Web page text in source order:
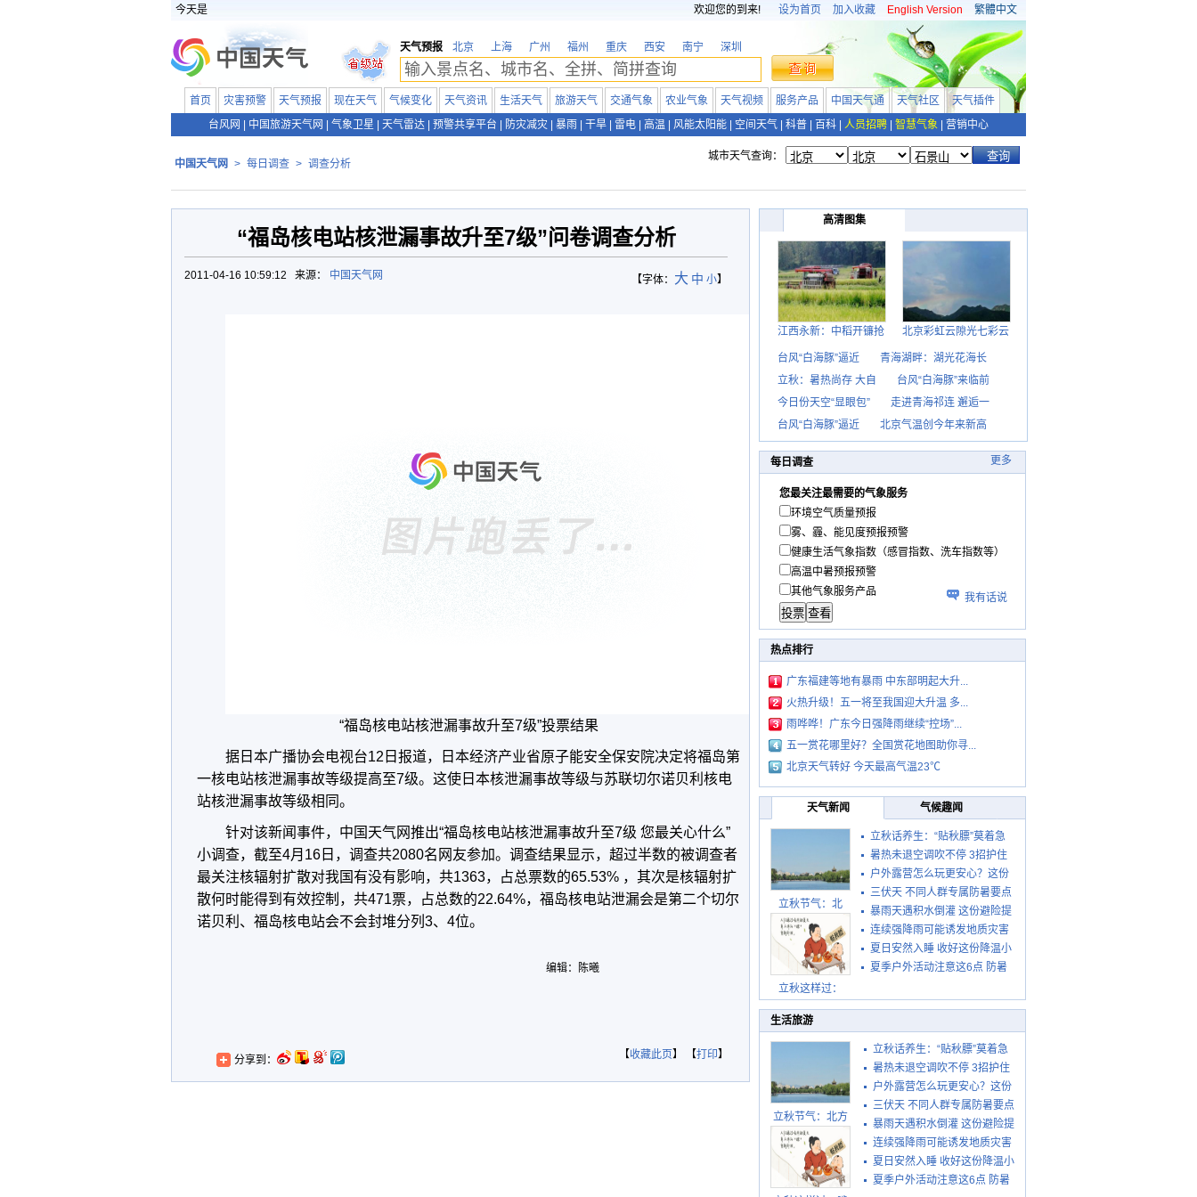
今天是 欢迎您的到来! 设为首页 加入收藏 English Version 繁體中文
天气预报 北京 上海 广州 福州 重庆 西安 南宁 深圳
首页 灾害预警 天气预报 现在天气 气候变化 天气资讯 生活天气 旅游天气 交通气象 农业气象 天气视频 服务产品 中国天气通 天气社区
天气插件
台风网
中国旅游天气网 气象卫星 天气雷达 预警共享平台 防灾减灾 暴雨 干旱 雷电 高温 风能太阳能 空间天气 科普 百科 人员招聘 智慧气象 营销中心
中国天气网 > 每日调查 > 调查分析
城市天气查询：
“福岛核电站核泄漏事故升至7级”问卷调查分析
【字体： 大 中 小】
2011-04-16 10:59:12 来源： 中国天气网
“福岛核电站核泄漏事故升至7级”投票结果
据日本广播协会电视台12日报道，日本经济产业省原子能安全保安院决定将福岛第
一核电站核泄漏事故等级提高至7级。这使日本核泄漏事故等级与苏联切尔诺贝利核电
站核泄漏事故等级相同。
针对该新闻事件，中国天气网推出“福岛核电站核泄漏事故升至7级 您最关心什么”
小调查，截至4月16日，调查共2080名网友参加。调查结果显示，超过半数的被调查者
最关注核辐射扩散对我国有没有影响，共1363，占总票数的65.53% ，其次是核辐射扩
散何时能得到有效控制，共471票，占总数的22.64%，福岛核电站泄漏会是第二个切尔
诺贝利、福岛核电站会不会封堆分列3、4位。
编辑：陈曦
分享到： 【收藏此页】 【打印】
高清图集
江西永新：中稻开镰抢 北京彩虹云隙光七彩云
台风“白海豚”逼近
青海湖畔：湖光花海长
立秋：暑热尚存 大自
台风“白海豚”来临前
今日份天空“显眼包”
走进青海祁连 邂逅一
台风“白海豚”逼近
北京气温创今年来新高
每日调查 更多
您最关注最需要的气象服务
环境空气质量预报
雾、霾、能见度预报预警
健康生活气象指数（感冒指数、洗车指数等）
高温中暑预报预警
其他气象服务产品
我有话说
热点排行
广东福建等地有暴雨 中东部明起大升...
火热升级！五一将至我国迎大升温 多...
雨哗哗！广东今日强降雨继续“控场”...
五一赏花哪里好？全国赏花地图助你寻...
北京天气转好 今天最高气温23℃
天气新闻 气候趣闻
立秋节气：北
立秋这样过：
立秋话养生：“贴秋膘”莫着急
先清暑再防燥
暑热未退空调吹不停 3招护住
肩颈不酸痛
户外露营怎么玩更安心？这份
攻略请收好
三伏天 不同人群专属防暑要点
请收好
暴雨天遇积水倒灌 这份避险提
示请收好
连续强降雨可能诱发地质灾害
这些前兆要知道
夏日安然入睡 收好这份降温小
贴士
夏季户外活动注意这6点 防暑
生活旅游
立秋节气：北方
逐渐转凉 南方暑
热仍盛
立秋话养生：“贴秋膘”莫着急
先清暑再防燥
暑热未退空调吹不停 3招护住
肩颈不酸痛
户外露营怎么玩更安心？这份
攻略请收好
三伏天 不同人群专属防暑要点
请收好
暴雨天遇积水倒灌 这份避险提
示请收好
连续强降雨可能诱发地质灾害
这些前兆要知道
夏日安然入睡 收好这份降温小
贴士
夏季户外活动注意这6点 防暑